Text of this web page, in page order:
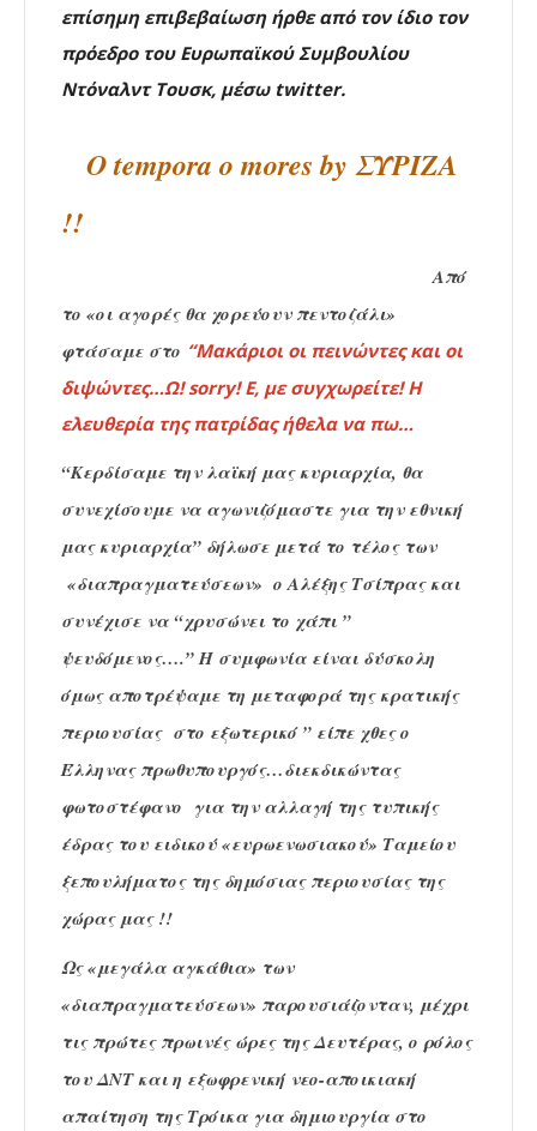
επίσημη επιβεβαίωση ήρθε από τον ίδιο τον
πρόεδρο του Ευρωπαϊκού Συμβουλίου
Ντόναλντ Τουσκ, μέσω twitter.
O tempora o mores by ΣΥΡΙΖΑ
!!
Από
το «οι αγορές θα χορεύουν πεντοζάλι»
φτάσαμε στο “Μακάριοι οι πεινώντες και οι
διψώντες…Ω! sorry! Ε, με συγχωρείτε!Η
ελευθερία της πατρίδας ήθελα να πω…
“Κερδίσαμε την λαϊκή μας κυριαρχία, θα
συνεχίσουμε να αγωνιζόμαστε για την εθνική
μας κυριαρχία” δήλωσε μετά το τέλος των
«διαπραγματεύσεων» ο Αλέξης Τσίπρας και
συνέχισε να “χρυσώνει το χάπι ”
ψευδόμενος….” Η συμφωνία είναι δύσκολη
όμως αποτρέψαμε τη μεταφορά της κρατικής
περιουσίας στο εξωτερικό ” είπε χθες ο
Έλληνας πρωθυπουργός…διεκδικώντας
φωτοστέφανο για την αλλαγή της τυπικής
έδρας του ειδικού «ευρωενωσιακού» Ταμείου
ξεπουλήματος της δημόσιας περιουσίας της
χώρας μας !!
Ως «μεγάλα αγκάθια» των
«διαπραγματεύσεων» παρουσιάζονταν, μέχρι
τις πρώτες πρωινές ώρες της Δευτέρας, ο ρόλος
του ΔΝΤ και η εξωφρενική νεο-αποικιακή
απαίτηση της Τρόικα για δημιουργία στο